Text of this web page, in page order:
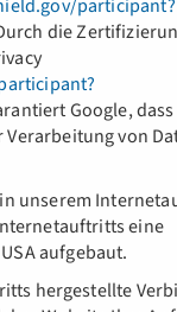
participant?
die
Google,
Verarbeitung von
unserem
eine
aufgebaut.
hergestellte